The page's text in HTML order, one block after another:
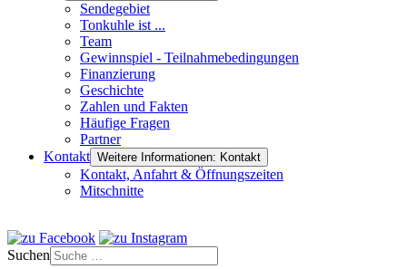
Sendegebiet
Tonkuhle ist ...
Team
Gewinnspiel - Teilnahmebedingungen
Finanzierung
Geschichte
Zahlen und Fakten
Häufige Fragen
Partner
Kontakt Weitere Informationen: Kontakt
Kontakt, Anfahrt & Öffnungszeiten
Mitschnitte
Suchen